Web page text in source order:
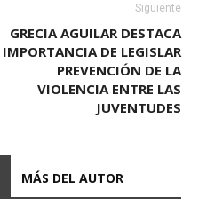
Siguiente
GRECIA AGUILAR DESTACA
IMPORTANCIA DE LEGISLAR
PREVENCIÓN DE LA
VIOLENCIA ENTRE LAS
JUVENTUDES
MÁS DEL AUTOR